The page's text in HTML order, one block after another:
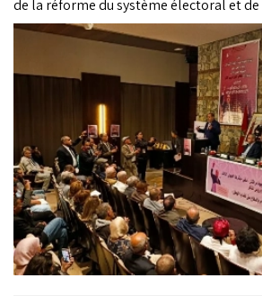
de la réforme du système électoral et
inégalités régionales gagnent en
contexte que le premier secrétaire de
forces populaires, Driss Lachgar, a pris
dernier à Marrakech, livrant une analyse
priorités politiques à venir et des
déterminants pour renforcer la
répondre aux attentes des citoyens.